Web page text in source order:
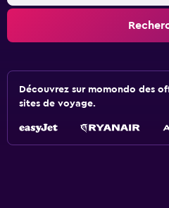
Découvrez sur momondo des
sites de voyage.